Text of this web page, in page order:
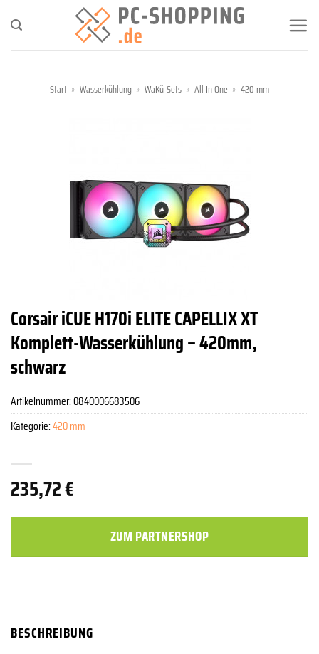
Inhalt
springen
Start » Wasserkühlung » WaKü-Sets » All In One » 420 mm
Corsair iCUE H170i ELITE CAPELLIX XT
Komplett-Wasserkühlung – 420mm,
schwarz
235,72€
ZUM PARTNERSHOP
Artikelnummer:0840006683506
Kategorie:420 mm
BESCHREIBUNG